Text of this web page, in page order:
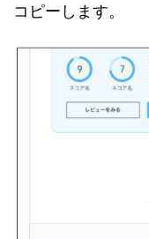
コピーします。